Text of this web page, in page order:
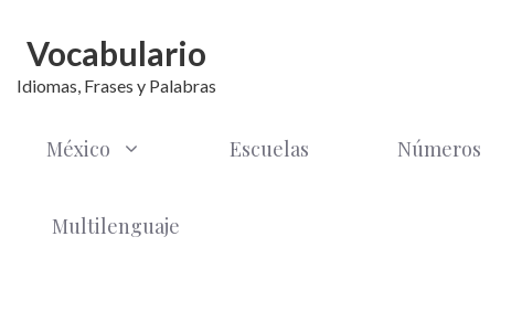
Vocabulario
Idiomas, Frases y Palabras
México Escuelas Números
Multilenguaje